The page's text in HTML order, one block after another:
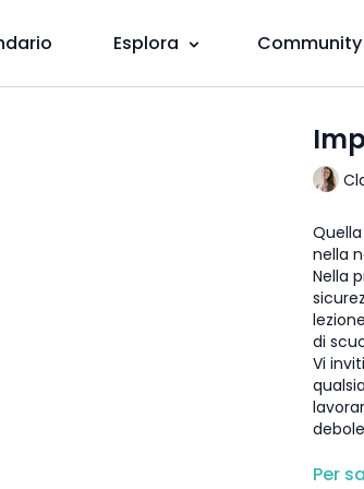
Esplora Community
nella
Nella
di
Vi
Per